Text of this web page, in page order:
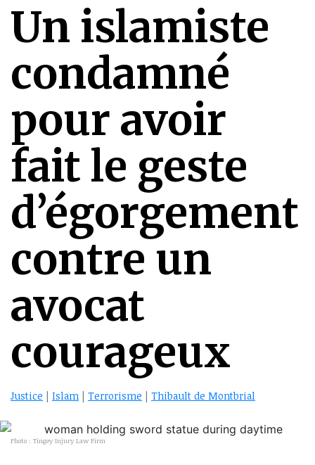
Un islamiste
condamné
pour avoir
fait le geste
d’égorgement
contre un
avocat
courageux
Justice | Islam | Terrorisme | Thibault de Montbrial
Photo : Tingey Injury Law Firm